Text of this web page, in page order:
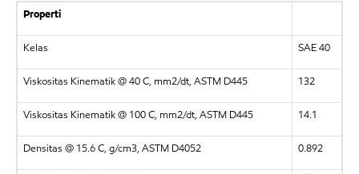
Properti
Kelas SAE 40
Viskositas Kinematik @ 40 C, mm2/dt, ASTM D445 132
Viskositas Kinematik @ 100 C, mm2/dt, ASTM D445 14.1
Densitas @ 15.6 C, g/cm3, ASTM D4052 0.892